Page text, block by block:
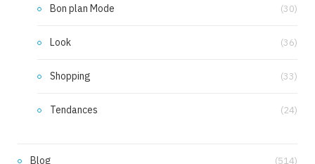
Bon plan Mode (30)
Look (36)
Shopping (33)
Tendances (24)
Blog (514)